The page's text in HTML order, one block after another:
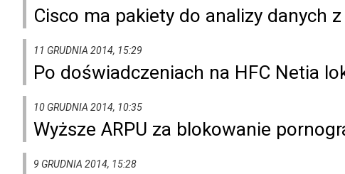
Cisco ma pakiety do analizy danych
11 GRUDNIA 2014, 15:29
Po doświadczeniach na HFC Netia
10 GRUDNIA 2014, 10:35
Wyższe ARPU za blokowanie
9 GRUDNIA 2014, 15:28